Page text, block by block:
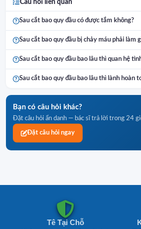
Câu hỏi liên quan
Sau cắt bao quy đầu có được tắm không?
Sau cắt bao quy đầu bị chảy máu phải làm
Sau cắt bao quy đầu bao lâu thì quan hệ
Sau cắt bao quy đầu bao lâu thì lành hoàn
Bạn có câu hỏi khác?
Đặt câu hỏi ẩn danh — bác sĩ trả lời trong 24
Đặt câu hỏi ngay
Tê Tại Chỗ